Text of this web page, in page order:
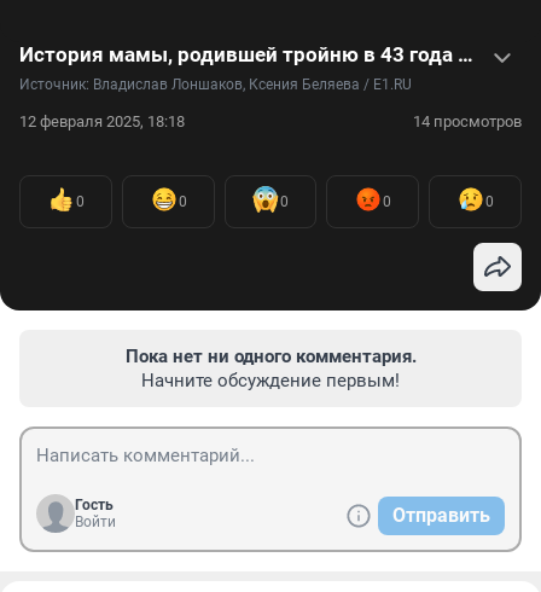
История мамы, родившей тройню в 43 года — видео
Источник: Владислав Лоншаков, Ксения Беляева / E1.RU
12 февраля 2025, 18:18 14 просмотров
0 0 0 0 0
Пока нет ни одного комментария.
Начните обсуждение первым!
Гость
Войти
Отправить